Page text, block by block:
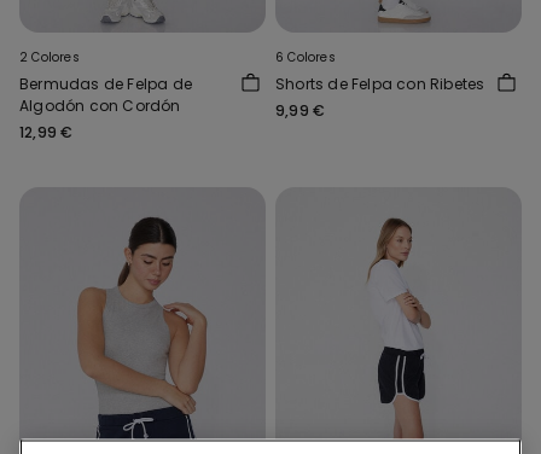
2 Colores
Bermudas de Felpa de
Algodón con Cordón
12,99 €
6 Colores
Shorts de Felpa con Ribetes
9,99 €